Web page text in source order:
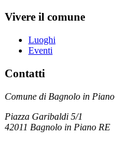
Vivere il comune
Luoghi
Eventi
Contatti
Comune di Bagnolo in Piano
Piazza Garibaldi 5/1
42011 Bagnolo in Piano RE